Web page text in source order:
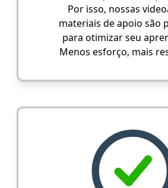
Por isso, nossas
materiais de apoio são
para otimizar seu
Menos esforço, mais